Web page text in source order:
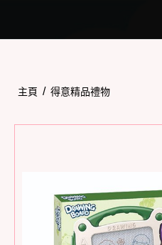
主頁 / 得意精品禮物